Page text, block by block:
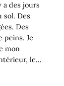
a des jours
sol. Des
Des
peins. Je
mon
le…